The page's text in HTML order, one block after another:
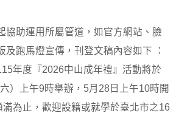
協助運用所屬管道，如官方網站、臉
及跑馬燈宣傳，刊登文稿內容如下 ：
年度『2026中山成年禮』活動將於
）上午9時舉辦，5月28日上午10時開
為止，歡迎設籍或就學於臺北市之16